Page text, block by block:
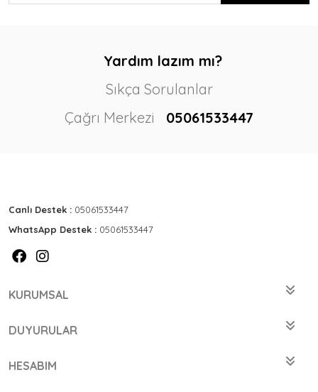
Yardım lazım mı?
Sıkça Sorulanlar
Çağrı Merkezi
05061533447
Canlı Destek : 05061533447
WhatsApp Destek : 05061533447
KURUMSAL
DUYURULAR
HESABIM